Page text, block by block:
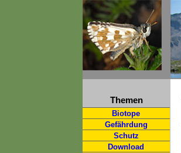
Themen
Biotope
Gefährdung
Schutz
Download